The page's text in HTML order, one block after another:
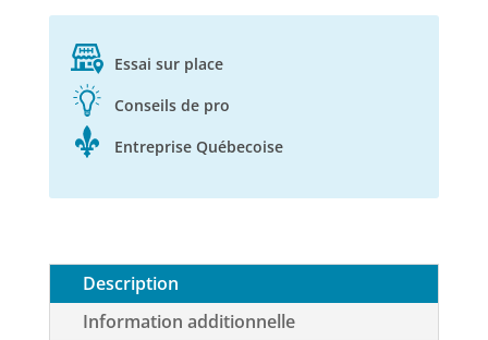
de
Essai sur place
Conseils de pro
Entreprise Québecoise
Description
Information additionnelle